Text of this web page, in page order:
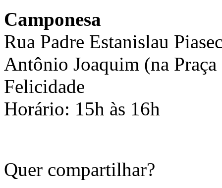
Camponesa
Rua Padre Estanislau
Antônio Joaquim (na
Felicidade
Horário: 15h às 16h
Quer compartilhar?